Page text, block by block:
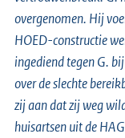
overgenomen. Hij
HOED-constructie
ingediend tegen G.
over de slechte
zij aan dat zij weg
huisartsen uit de